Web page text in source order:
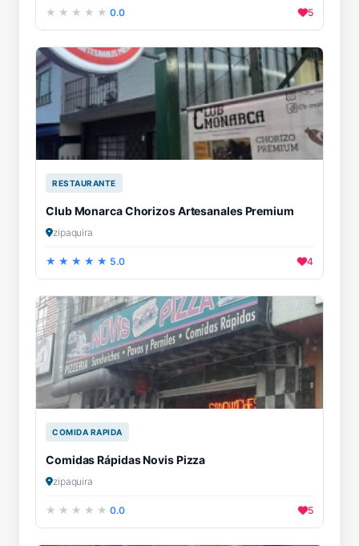
0.0 5
RESTAURANTE
Club Monarca Chorizos Artesanales Premium
zipaquira
5.0 4
COMIDA RAPIDA
Comidas Rápidas Novis Pizza
zipaquira
0.0 5